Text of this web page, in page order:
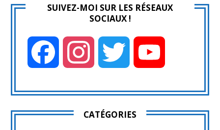
SUIVEZ-MOI SUR LES RÉSEAUX
SOCIAUX !
Facebook Instagram Twitter
CATÉGORIES